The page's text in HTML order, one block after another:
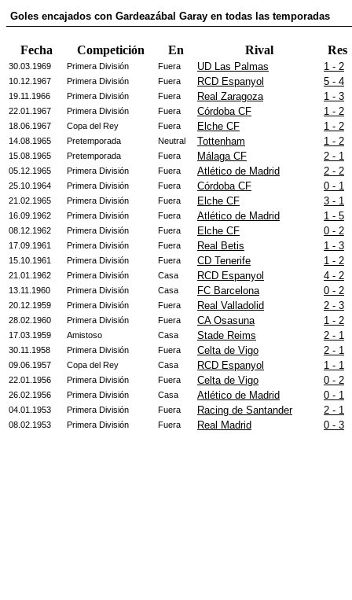
Goles encajados con Gardeazábal Garay en todas las temporadas
Fecha Competición En Rival Res
30.03.1969 Primera División Fuera UD Las Palmas 1 - 2
10.12.1967 Primera División Fuera RCD Espanyol 5 - 4
19.11.1966 Primera División Fuera Real Zaragoza 1 - 3
22.01.1967 Primera División Fuera Córdoba CF 1 - 2
18.06.1967 Copa del Rey Fuera Elche CF 1 - 2
14.08.1965 Pretemporada Neutral Tottenham 1 - 2
15.08.1965 Pretemporada Fuera Málaga CF 2 - 1
05.12.1965 Primera División Fuera Atlético de Madrid 2 - 2
25.10.1964 Primera División Fuera Córdoba CF 0 - 1
21.02.1965 Primera División Fuera Elche CF 3 - 1
16.09.1962 Primera División Fuera Atlético de Madrid 1 - 5
08.12.1962 Primera División Fuera Elche CF 0 - 2
17.09.1961 Primera División Fuera Real Betis 1 - 3
15.10.1961 Primera División Fuera CD Tenerife 1 - 2
21.01.1962 Primera División Casa RCD Espanyol 4 - 2
13.11.1960 Primera División Casa FC Barcelona 0 - 2
20.12.1959 Primera División Fuera Real Valladolid 2 - 3
28.02.1960 Primera División Fuera CA Osasuna 1 - 2
17.03.1959 Amistoso Casa Stade Reims 2 - 1
30.11.1958 Primera División Fuera Celta de Vigo 2 - 1
09.06.1957 Copa del Rey Casa RCD Espanyol 1 - 1
22.01.1956 Primera División Fuera Celta de Vigo 0 - 2
26.02.1956 Primera División Casa Atlético de Madrid 0 - 1
04.01.1953 Primera División Fuera Racing de Santander 2 - 1
08.02.1953 Primera División Fuera Real Madrid 0 - 3